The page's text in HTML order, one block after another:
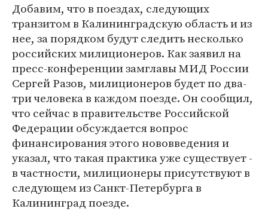
Добавим, что в поездах, следующих
транзитом в Калининградскую область и из
нее, за порядком будут следить несколько
российских милиционеров. Как заявил на
пресс-конференции замглавы МИД России
Сергей Разов, милиционеров будет по два-
три человека в каждом поезде. Он сообщил,
что сейчас в правительстве Российской
Федерации обсуждается вопрос
финансирования этого нововведения и
указал, что такая практика уже существует -
в частности, милиционеры присутствуют в
следующем из Санкт-Петербурга в
Калининград поезде.